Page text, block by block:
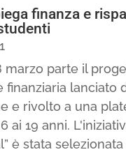
finanza e
marzo parte il
finanziaria lanciato
e rivolto a una
ai 19 anni.
è stata